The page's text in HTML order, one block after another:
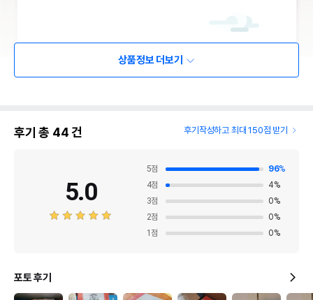
상품정보 더보기
후기 총 44건 후기작성하고 최대 150점 받기
5.0
5점 96%
4점 4%
3점 0%
2점 0%
1 점 0%
포토 후기